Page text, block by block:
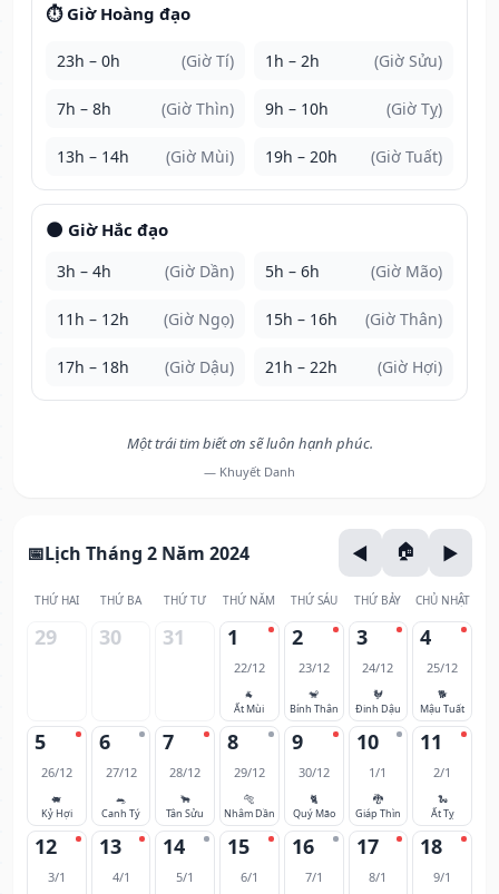
⏱️ Giờ Hoàng đạo
23h – 0h (Giờ Tí) 1h – 2h (Giờ Sửu)
7h – 8h (Giờ Thìn) 9h – 10h (Giờ Tỵ)
13h – 14h (Giờ Mùi) 19h – 20h (Giờ Tuất)
🌑 Giờ Hắc đạo
3h – 4h (Giờ Dần) 5h – 6h (Giờ Mão)
11h – 12h (Giờ Ngọ) 15h – 16h (Giờ Thân)
17h – 18h (Giờ Dậu) 21h – 22h (Giờ Hợi)
Một trái tim biết ơn sẽ luôn hạnh phúc.
— Khuyết Danh
Lịch Tháng 2 Năm 2024
THỨ HAI THỨ BA THỨ TƯ THỨ NĂM THỨ SÁU THỨ BẢY CHỦ NHẬT
29 30 31 1
22/12
🐐
Ất Mùi
2
23/12
🐒
Bính Thân
3
24/12
🐓
Đinh Dậu
4
25/12
🐕
Mậu Tuất
5
26/12
🐖
Kỷ Hợi
6
27/12
🐀
Canh Tý
7
28/12
🐂
Tân Sửu
8
29/12
🐅
Nhâm Dần
9
30/12
🐈
Quý Mão
10
1/1
🐉
Giáp Thìn
11
2/1
🐍
Ất Tỵ
12
3/1
13
4/1
14
5/1
15
6/1
16
7/1
17
8/1
18
9/1